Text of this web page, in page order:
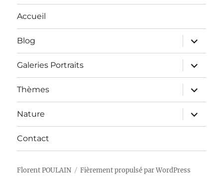
Accueil
Blog
ouvrir
le
sous-
menu
Galeries Portraits
ouvrir
le
sous-
menu
Thèmes
ouvrir
le
sous-
menu
Nature
ouvrir
le
sous-
Contact
Florent POULAIN Fièrement propulsé par WordPress